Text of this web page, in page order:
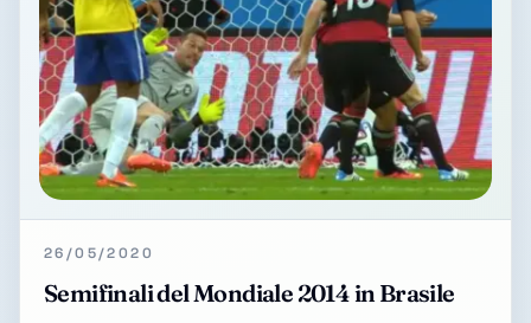
26/05/2020
Semifinali del Mondiale 2014 in Brasile